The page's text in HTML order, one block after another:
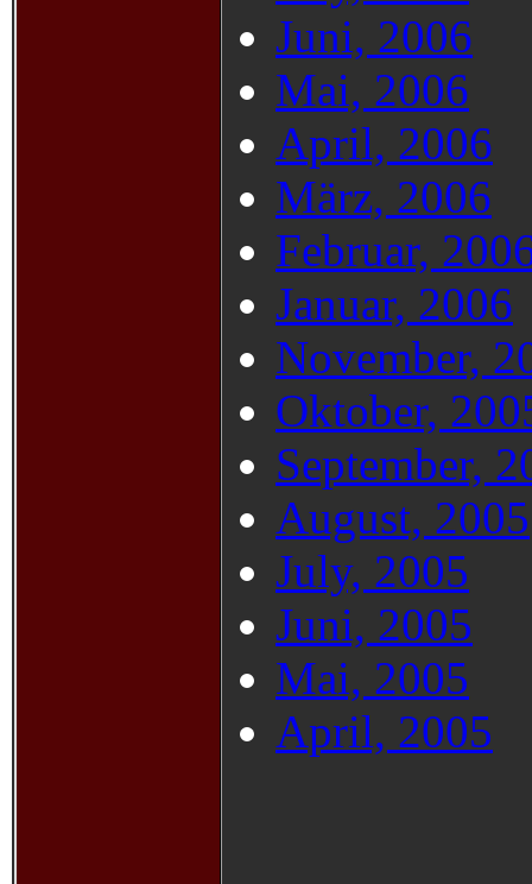
Juni, 2006
Mai, 2006
April, 2006
März, 2006
Februar,
Januar, 2006
November,
Oktober,
September,
August, 2005
July, 2005
Juni, 2005
Mai, 2005
April, 2005